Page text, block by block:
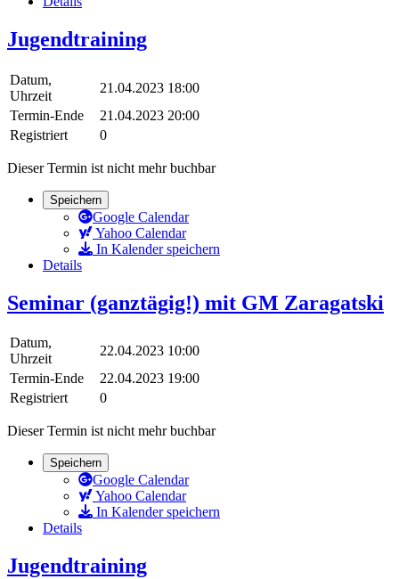
Jugendtraining
Datum,
Uhrzeit
21.04.2023 18:00
Termin-Ende
21.04.2023 20:00
Registriert
0
Dieser Termin ist nicht mehr buchbar
Speichern
Google Calendar
Yahoo Calendar
In Kalender speichern
Details
Seminar (ganztägig!) mit GM Zaragatski
Datum,
Uhrzeit
22.04.2023 10:00
Termin-Ende
22.04.2023 19:00
Registriert
0
Dieser Termin ist nicht mehr buchbar
Speichern
Google Calendar
Yahoo Calendar
In Kalender speichern
Details
Jugendtraining